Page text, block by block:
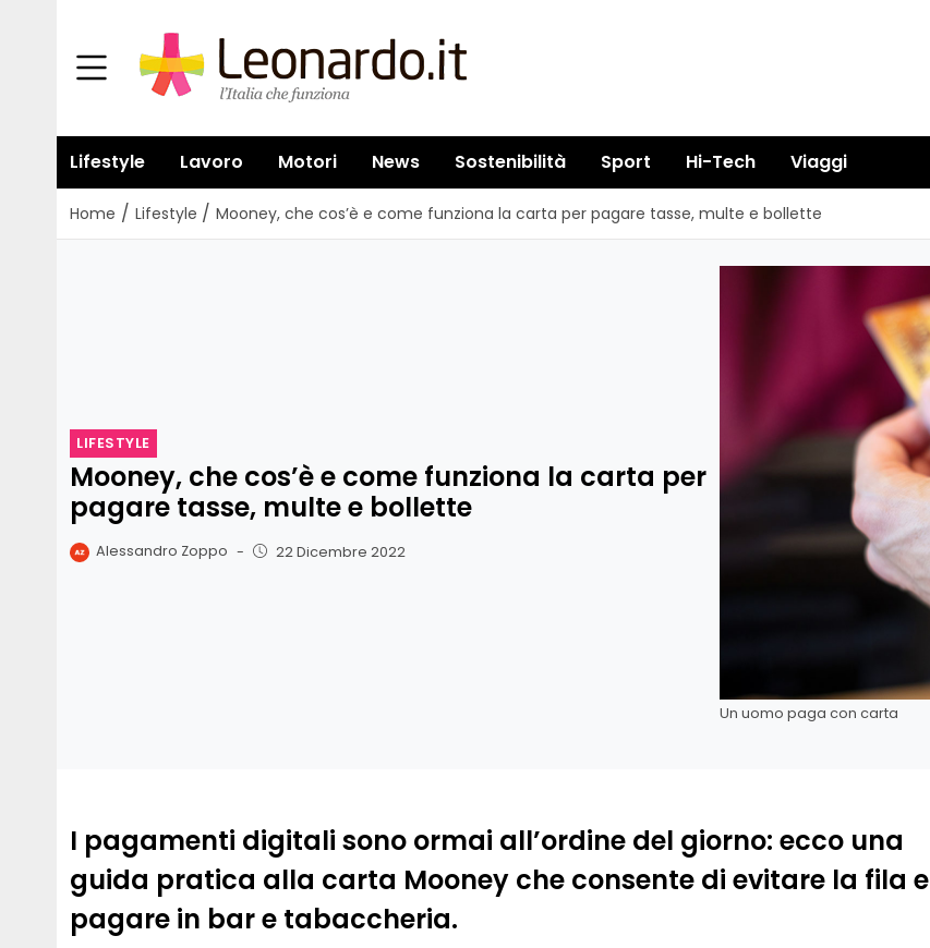
Lifestyle Lavoro Motori News Sostenibilità Sport Hi-Tech Viaggi
Home / Lifestyle / Mooney, che cos’è e come funziona la carta per pagare tasse, multe e bollette
LIFESTYLE
Mooney, che cos’è e come funziona la carta per
pagare tasse, multe e bollette
Alessandro Zoppo - 22 Dicembre 2022
Un uomo paga con carta
I pagamenti digitali sono ormai all’ordine del giorno: ecco una
guida pratica alla carta Mooney che consente di evitare la fila e
pagare in bar e tabaccheria.